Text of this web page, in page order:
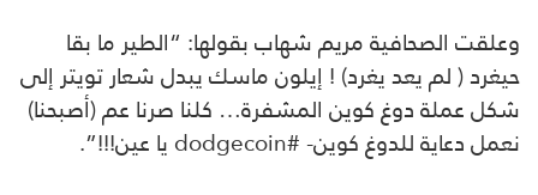
وعلقت الصحافية مريم شهاب بقولها: “الطير ما بقا
حيغرد ( لم يعد يغرد) ! إيلون ماسك يبدل شعار تويتر إلى
شكل عملة دوغ كوين المشفرة… كلنا صرنا عم (أصبحنا)
نعمل دعاية للدوغ كوين- #dodgecoin يا عين!!!”.